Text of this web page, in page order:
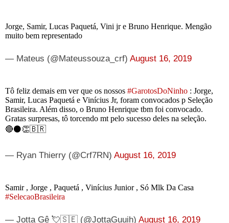
Jorge, Samir, Lucas Paquetá, Vini jr e Bruno Henrique. Mengão
muito bem representado
— Mateus (@Mateussouza_crf) August 16, 2019
Tô feliz demais em ver que os nossos #GarotosDoNinho : Jorge,
Samir, Lucas Paquetá e Vinícius Jr, foram convocados p Seleção
Brasileira. Além disso, o Bruno Henrique tbm foi convocado.
Gratas surpresas, tô torcendo mt pelo sucesso deles na seleção.
🔴⚫👏🇧🇷
— Ryan Thierry (@Crf7RN) August 16, 2019
Samir , Jorge , Paquetá , Vinícius Junior , Só Mlk Da Casa
#SelecaoBrasileira
— Jotta Gê 💘🇸🇪 (@JottaGuuih) August 16, 2019